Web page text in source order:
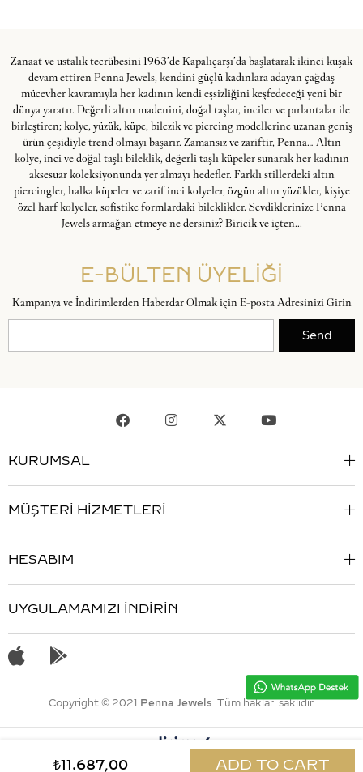
Zanaat ve ustalık tecrübesini 1963’de Kapalıçarşı’da başlatarak ikinci kuşak
devam ettiren Penna Jewels, kendini güçlü kadınlara adayan çağdaş
mücevher kavramıyla her kadının kendi eşsizliğini keşfedeceği yeni bir
dünya yaratır. Değerli altın madenini, doğal taşlar, inciler ve pırlantalar ile
birleştiren; kolye, yüzük, küpe, bilezik ve piercing modellerine uzanan geniş
ürün çeşidiyle trend olmayı başarır. Zamansız ve zariftir, Penna… Altın
kolye, inci ve doğal taşlı bileklik, değerli taşlı küpeler sunarak her kadının
aksesuar koleksiyonunda yer almayı hedefler. Farklı stillerdeki altın
piercingler, halka küpeler ve zarif inci kolyeler, özgün altın yüzükler, kişiye
özel harf kolyeler, sofistike formlardaki bileklikler. Sevdiklerinize Penna
Jewels armağan etmeye ne dersiniz? Biricik ve içten...
E-BÜLTEN ÜYELİĞİ
Kampanya ve İndirimlerden Haberdar Olmak için E-posta Adresinizi Girin
Send
KURUMSAL
MÜŞTERİ HİZMETLERİ
HESABIM
UYGULAMAMIZI İNDİRİN
Copyright © 2021 Penna Jewels. Tüm hakları saklıdır.
₺11.687,00